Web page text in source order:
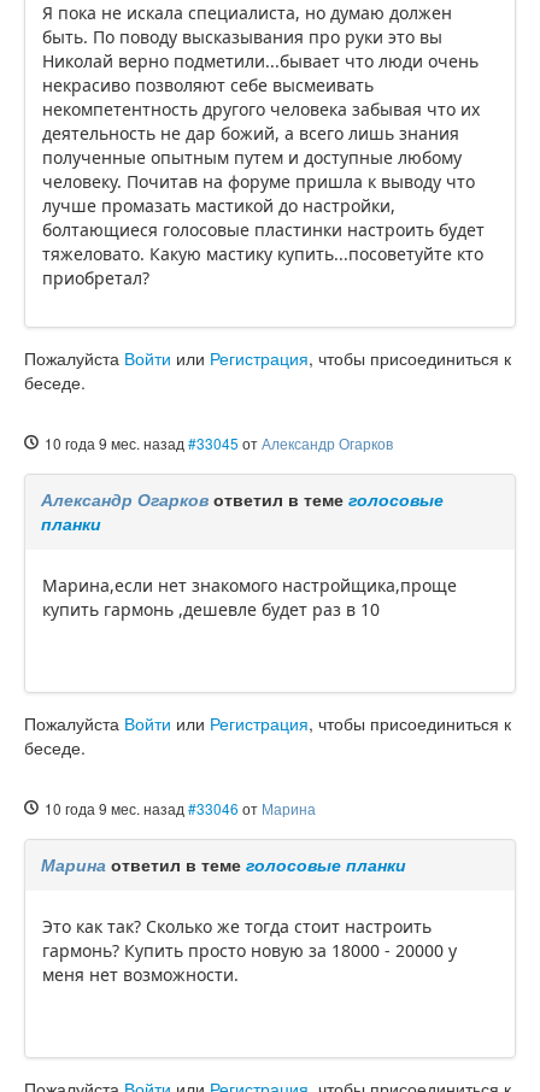
Я пока не искала специалиста, но думаю должен
быть. По поводу высказывания про руки это вы
Николай верно подметили...бывает что люди очень
некрасиво позволяют себе высмеивать
некомпетентность другого человека забывая что их
деятельность не дар божий, а всего лишь знания
полученные опытным путем и доступные любому
человеку. Почитав на форуме пришла к выводу что
лучше промазать мастикой до настройки,
болтающиеся голосовые пластинки настроить будет
тяжеловато. Какую мастику купить...посоветуйте кто
приобретал?
Пожалуйста Войти или Регистрация, чтобы присоединиться к
беседе.
10 года 9 мес. назад #33045 отАлександр Огарков
Александр Огарков ответил в теме голосовые
планки
Марина,если нет знакомого настройщика,проще
купить гармонь ,дешевле будет раз в 10
Пожалуйста Войти или Регистрация, чтобы присоединиться к
беседе.
10 года 9 мес. назад #33046 от Марина
Марина ответил в теме голосовые планки
Это как так? Сколько же тогда стоит настроить
гармонь? Купить просто новую за 18000 - 20000 у
меня нет возможности.